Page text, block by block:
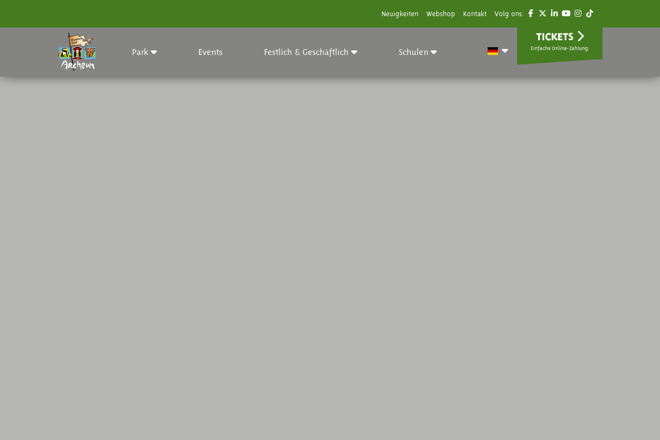
Neuigkeiten Webshop Kontakt Volg ons:
Park Events Festlich & Geschäftlich Schulen
TICKETS
Einfache Online-Zahlung.